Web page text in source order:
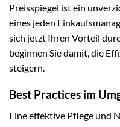
Preisspiegel ist ein
eines jeden
sich jetzt Ihren Vorteil
beginnen Sie damit, die
steigern.
Best Practices im
Eine effektive Pflege und